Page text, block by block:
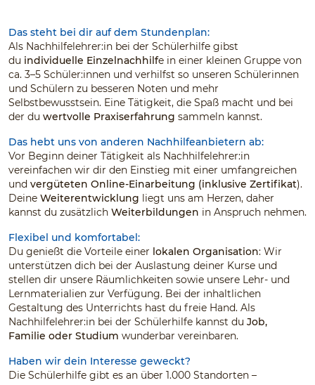
Das steht bei dir auf dem Stundenplan:
Als Nachhilfelehrer:in bei der Schülerhilfe gibst
du individuelle Einzelnachhilfe in einer kleinen Gruppe von
ca. 3–5 Schüler:innen und verhilfst so unseren Schülerinnen
und Schülern zu besseren Noten und mehr
Selbstbewusstsein. Eine Tätigkeit, die Spaß macht und bei
der du wertvolle Praxiserfahrung sammeln kannst.
Das hebt uns von anderen Nachhilfeanbietern ab:
Vor Beginn deiner Tätigkeit als Nachhilfelehrer:in
vereinfachen wir dir den Einstieg mit einer umfangreichen
und vergüteten Online-Einarbeitung (inklusive Zertifikat).
Deine Weiterentwicklung liegt uns am Herzen, daher
kannst du zusätzlich Weiterbildungen in Anspruch nehmen.
Flexibel und komfortabel:
Du genießt die Vorteile einer lokalen Organisation: Wir
unterstützen dich bei der Auslastung deiner Kurse und
stellen dir unsere Räumlichkeiten sowie unsere Lehr- und
Lernmaterialien zur Verfügung. Bei der inhaltlichen
Gestaltung des Unterrichts hast du freie Hand. Als
Nachhilfelehrer:in bei der Schülerhilfe kannst du Job,
Familie oder Studium wunderbar vereinbaren.
Haben wir dein Interesse geweckt?
Die Schülerhilfe gibt es an über 1.000 Standorten –